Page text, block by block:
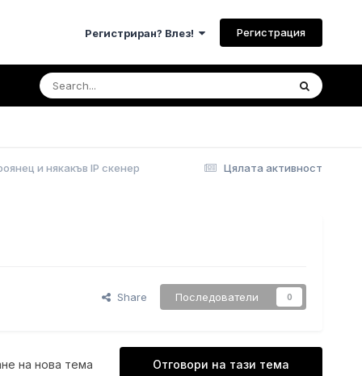
Регистриран? Влез! Регистрация
Цялата активност
и някакъв IP скенер
Share Последователи 0
Отговори на тази тема
на нова тема